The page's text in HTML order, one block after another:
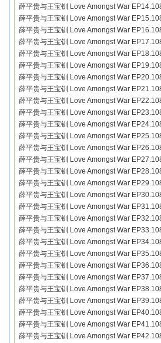
薛平贵与王宝钏 Love Amongst War
薛平贵与王宝钏 Love Amongst War
薛平贵与王宝钏 Love Amongst War
薛平贵与王宝钏 Love Amongst War
薛平贵与王宝钏 Love Amongst War
薛平贵与王宝钏 Love Amongst War
薛平贵与王宝钏 Love Amongst War
薛平贵与王宝钏 Love Amongst War
薛平贵与王宝钏 Love Amongst War
薛平贵与王宝钏 Love Amongst War
薛平贵与王宝钏 Love Amongst War
薛平贵与王宝钏 Love Amongst War
薛平贵与王宝钏 Love Amongst War
薛平贵与王宝钏 Love Amongst War
薛平贵与王宝钏 Love Amongst War
薛平贵与王宝钏 Love Amongst War
薛平贵与王宝钏 Love Amongst War
薛平贵与王宝钏 Love Amongst War
薛平贵与王宝钏 Love Amongst War
薛平贵与王宝钏 Love Amongst War
薛平贵与王宝钏 Love Amongst War
薛平贵与王宝钏 Love Amongst War
薛平贵与王宝钏 Love Amongst War
薛平贵与王宝钏 Love Amongst War
薛平贵与王宝钏 Love Amongst War
薛平贵与王宝钏 Love Amongst War
薛平贵与王宝钏 Love Amongst War
薛平贵与王宝钏 Love Amongst War
薛平贵与王宝钏 Love Amongst War